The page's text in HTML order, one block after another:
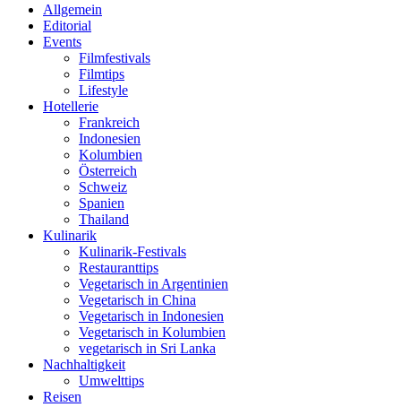
Allgemein
Editorial
Events
Filmfestivals
Filmtips
Lifestyle
Hotellerie
Frankreich
Indonesien
Kolumbien
Österreich
Schweiz
Spanien
Thailand
Kulinarik
Kulinarik-Festivals
Restauranttips
Vegetarisch in Argentinien
Vegetarisch in China
Vegetarisch in Indonesien
Vegetarisch in Kolumbien
vegetarisch in Sri Lanka
Nachhaltigkeit
Umwelttips
Reisen